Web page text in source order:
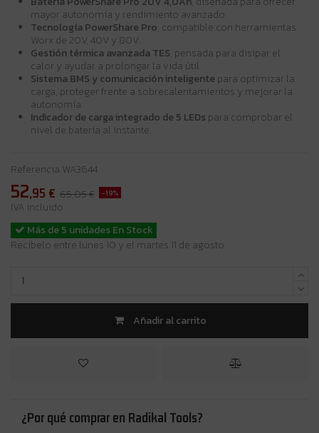
mayor autonomía y rendimiento avanzado.
Tecnología PowerShare Pro, compatible con herramientas
Worx de 20V, 40V y 80V.
Gestión térmica avanzada TES, pensada para disipar el
calor y ayudar a prolongar la vida útil.
Sistema BMS y comunicación inteligente para optimizar la
carga, proteger frente a sobrecalentamientos y mejorar la
autonomía.
Indicador de carga integrado de 5 LEDs para comprobar el
nivel de batería al instante.
Referencia WA3644
52,95 € 65,05 € -19%
IVA incluido
Más de 5 unidades En Stock
Recíbelo entre lunes 10 y el martes 11 de agosto
Añadir al carrito
¿Por qué comprar en Radikal Tools?